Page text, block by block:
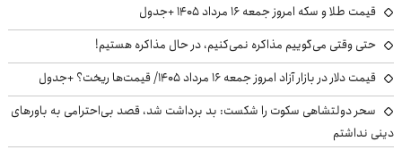
قیمت طلا و سکه امروز جمعه ۱۶ مرداد ۱۴۰۵ +جدول
حتی وقتی می‌گوییم مذاکره نمی‌کنیم، در حال مذاکره هستیم!
قیمت دلار در بازار آزاد امروز جمعه ۱۶ مرداد ۱۴۰۵/ قیمت‌ها ریخت؟ +جدول
سحر دولتشاهی سکوت را شکست: بد برداشت شد، قصد بی‌احترامی به باورهای
دینی نداشتم